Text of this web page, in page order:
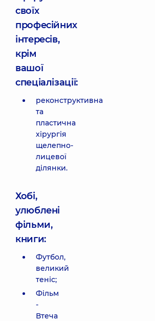
своїх
професійних
інтересів,
крім
вашої
спеціалізації:
реконструктивна
та
пластична
хірургія
щелепно-
лицевої
ділянки.
Хобі,
улюблені
фільми,
книги:
Футбол,
великий
теніс;
Фільм
-
Втеча